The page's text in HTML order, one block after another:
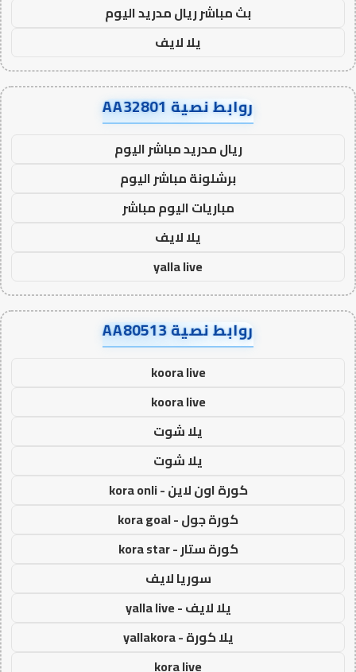
بث مباشر ريال مدريد اليوم
يلا لايف
روابط نصية AA32801
ريال مدريد مباشر اليوم
برشلونة مباشر اليوم
مباريات اليوم مباشر
يلا لايف
yalla live
روابط نصية AA80513
koora live
koora live
يلا شوت
يلا شوت
كورة اون لاين - kora onli
كورة جول - kora goal
كورة ستار - kora star
سوريا لايف
يلا لايف - yalla live
يلا كورة - yallakora
kora live